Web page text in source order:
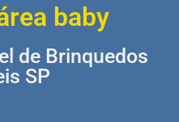
baby
de Brinquedos
SP